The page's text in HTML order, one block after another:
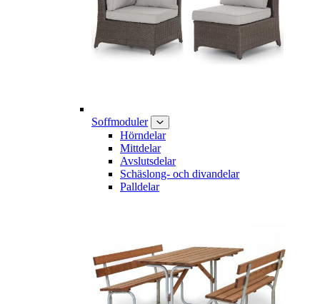
Soffmoduler
Hörndelar
Mittdelar
Avslutsdelar
Schäslong- och divandelar
Palldelar